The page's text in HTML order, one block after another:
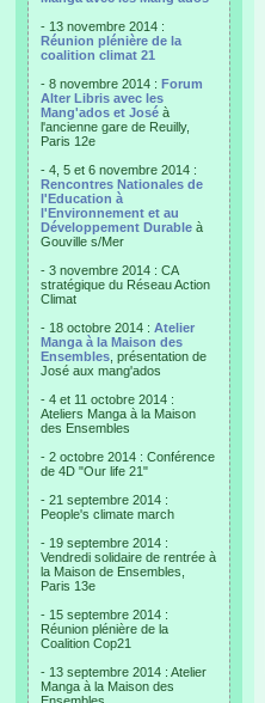
- 13 novembre 2014 :
Réunion plénière de la
coalition climat 21
- 8 novembre 2014 : Forum
Alter Libris avec les
Mang'ados et José à
l'ancienne gare de Reuilly,
Paris 12e
- 4, 5 et 6 novembre 2014 :
Rencontres Nationales de
l'Education à
l'Environnement et au
Développement Durable à
Gouville s/Mer
- 3 novembre 2014 : CA
stratégique du Réseau Action
Climat
- 18 octobre 2014 : Atelier
Manga à la Maison des
Ensembles , présentation de
José aux mang'ados
- 4 et 11 octobre 2014 :
Ateliers Manga à la Maison
des Ensembles
- 2 octobre 2014 : Conférence
de 4D "Our life 21"
- 21 septembre 2014 :
People's climate march
- 19 septembre 2014 :
Vendredi solidaire de rentrée à
la Maison de Ensembles,
Paris 13e
- 15 septembre 2014 :
Réunion plénière de la
Coalition Cop21
- 13 septembre 2014 : Atelier
Manga à la Maison des